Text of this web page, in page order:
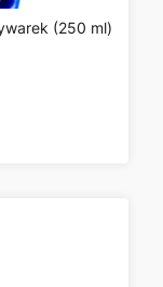
(250 ml)